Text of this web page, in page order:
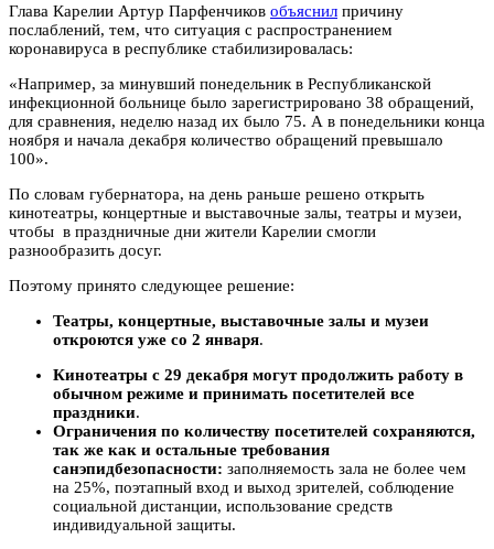
Глава Карелии Артур Парфенчиков объяснил причину
послаблений, тем, что ситуация с распространением
коронавируса в республике стабилизировалась:
«Например, за минувший понедельник в Республиканской
инфекционной больнице было зарегистрировано 38 обращений,
для сравнения, неделю назад их было 75. А в понедельники конца
ноября и начала декабря количество обращений превышало
100».
По словам губернатора, на день раньше решено открыть
кинотеатры, концертные и выставочные залы, театры и музеи,
чтобы в праздничные дни жители Карелии смогли
разнообразить досуг.
Поэтому принято следующее решение:
Театры, концертные, выставочные залы и музеи
откроются уже со 2 января.
Кинотеатры с 29 декабря могут продолжить работу в
обычном режиме и принимать посетителей все
праздники.
Ограничения по количеству посетителей сохраняются,
так же как и остальные требования
санэпидбезопасности: заполняемость зала не более чем
на 25%, поэтапный вход и выход зрителей, соблюдение
социальной дистанции, использование средств
индивидуальной защиты.